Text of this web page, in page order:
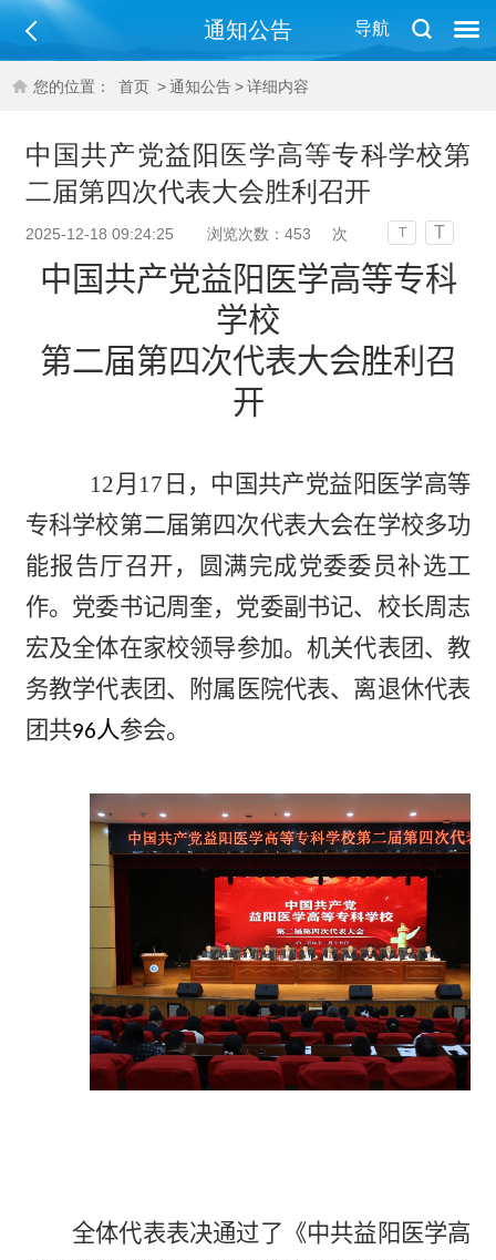
导航
通知公告
您的位置： 首页 >通知公告>详细内容
中国共产党益阳医学高等专科学校第
二届第四次代表大会胜利召开
2025-12-18 09:24:25 浏览次数： 453 次 T T
中国共产党益阳医学高等专科
学校
第二届第四次代表大会胜利召
开
12月17日，中国共产党益阳医学高等
专科学校第二届第四次代表大会在学校多功
能报告厅召开，
圆满完成党委委员补选工
作。党委书记周奎，党委副书记、校长周志
宏及全体在家校领导参加。机关代表 团 、教
务教学代表 团 、附属医院代表、离退休代表
团 共96人参会。
全体代表表决通过了《中共益阳医学高